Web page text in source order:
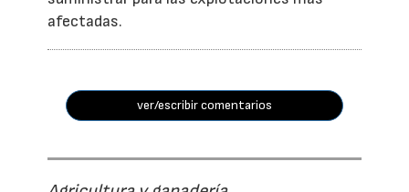
afectadas.
ver/escribir comentarios